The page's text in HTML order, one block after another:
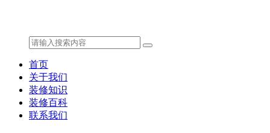
首页
关于我们
装修知识
装修百科
联系我们